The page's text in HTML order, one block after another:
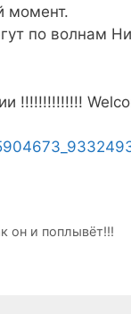
момент.
по волнам
!!!!!!!!!!!!!!
он и поплывёт!!!